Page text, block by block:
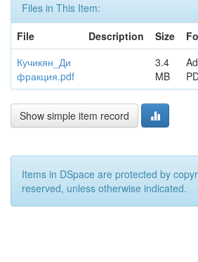
Files in This Item:
File
Description Size
Кучикян_Ди
фракция.pdf
3.4
MB
Show simple item record
Items in DSpace are protected by
reserved, unless otherwise indicated.